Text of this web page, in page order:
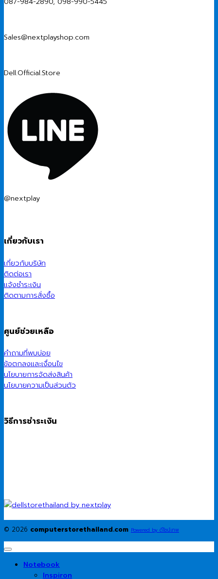
Sales@nextplayshop.com
Dell.Official.Store
@nextplay
เกี่ยวกับเรา
เกี่ยวกับบริษัท
ติดต่อเรา
แจ้งชำระเงิน
ติดตามการสั่งซื้อ
ศูนย์ช่วยเหลือ
คำถามที่พบบ่อย
ข้อตกลงและเงื่อนไข
นโยบายการจัดส่งสินค้า
นโยบายความเป็นส่วนตัว
วิธีการชำระเงิน
© 2026 computerstorethailand.com Powered by ดีไซน์เทพ
Notebook
Inspiron